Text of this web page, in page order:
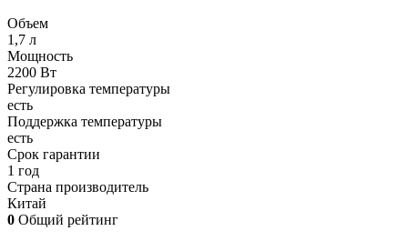
Объем
1,7 л
Мощность
2200 Вт
Регулировка температуры
есть
Поддержка температуры
есть
Срок гарантии
1 год
Страна производитель
Китай
0 Общий рейтинг